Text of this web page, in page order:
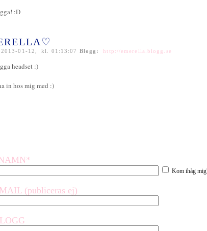
:D
2013-01-12, kl. 01:13:07 Blogg: http://emerella.blogg.se
headset :)
in hos mig med :)
Kom ihåg
(publiceras ej)